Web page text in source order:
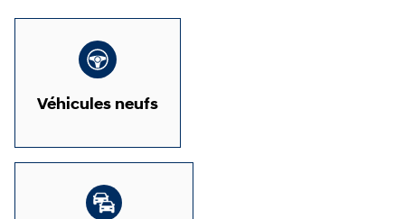
Véhicules neufs